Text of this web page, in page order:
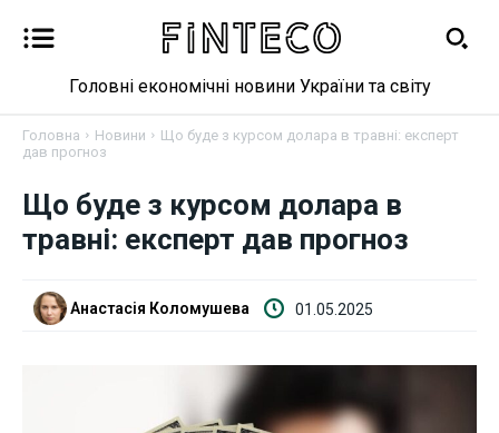
Новини
Валютний ринок
Головні економічні новини України та світу
Головна Новини
Що буде з курсом долара в травні: експерт
дав прогноз
Що буде з курсом долара в
травні: експерт дав прогноз
Анастасія Коломушева 01.05.2025